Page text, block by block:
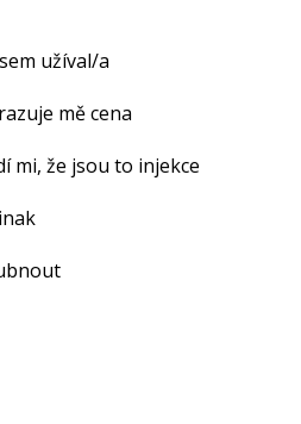
užíval/a
mě cena
mi, že jsou to injekce